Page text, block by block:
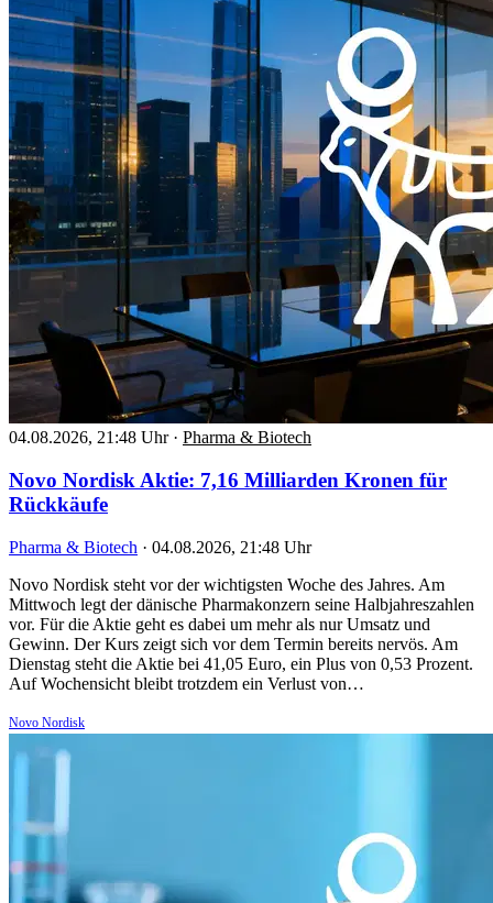
04.08.2026, 21:48 Uhr · Pharma & Biotech
Novo Nordisk Aktie: 7,16 Milliarden Kronen für
Rückkäufe
Pharma & Biotech · 04.08.2026, 21:48 Uhr
Novo Nordisk steht vor der wichtigsten Woche des Jahres. Am
Mittwoch legt der dänische Pharmakonzern seine Halbjahreszahlen
vor. Für die Aktie geht es dabei um mehr als nur Umsatz und
Gewinn. Der Kurs zeigt sich vor dem Termin bereits nervös. Am
Dienstag steht die Aktie bei 41,05 Euro, ein Plus von 0,53 Prozent.
Auf Wochensicht bleibt trotzdem ein Verlust von…
Novo Nordisk